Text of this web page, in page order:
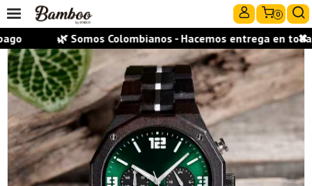
0
🌿 Somos Colombianos - Hacemos entrega en ✖